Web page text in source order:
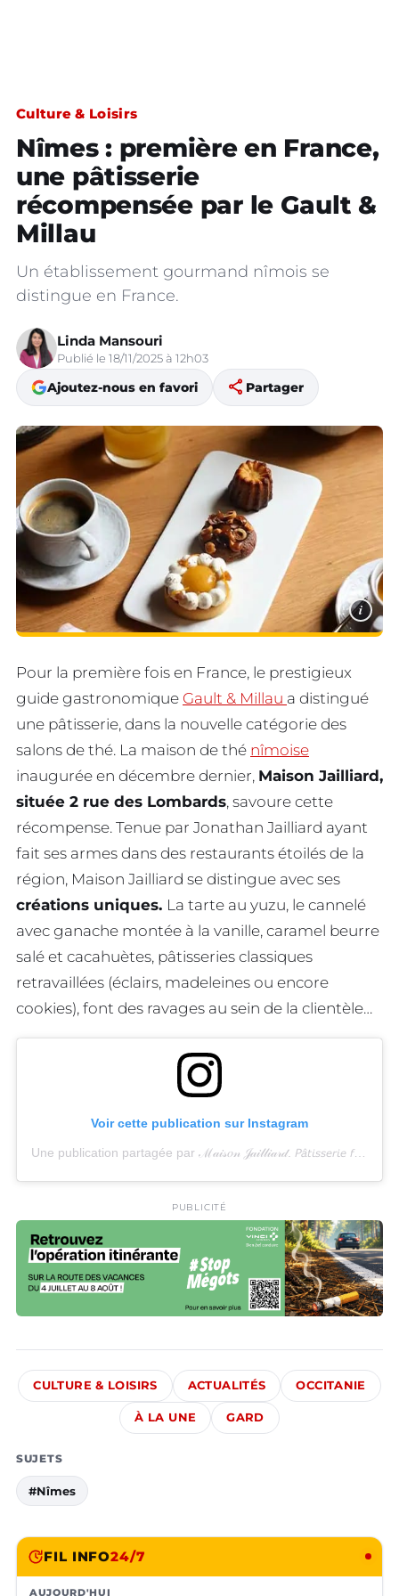
Culture & Loisirs
Nîmes : première en France,
une pâtisserie
récompensée par le Gault &
Millau
Un établissement gourmand nîmois se
distingue en France.
Linda Mansouri
Publié le 18/11/2025 à 12h03
Ajoutez-nous en favori share Partager
i
Pour la première fois en France, le prestigieux
guide gastronomique Gault & Millau a distingué
une pâtisserie, dans la nouvelle catégorie des
salons de thé. La maison de thé nîmoise
inaugurée en décembre dernier, Maison Jailliard,
située 2 rue des Lombards, savoure cette
récompense. Tenue par Jonathan Jailliard ayant
fait ses armes dans des restaurants étoilés de la
région, Maison Jailliard se distingue avec ses
créations uniques. La tarte au yuzu, le cannelé
avec ganache montée à la vanille, caramel beurre
salé et cacahuètes, pâtisseries classiques
retravaillées (éclairs, madeleines ou encore
cookies), font des ravages au sein de la clientèle…
Voir cette publication sur Instagram
Une publication partagée par ℳ𝒶𝒾𝓈𝑜𝓃 𝒥𝒶𝒾𝓁𝓁𝒾𝒶𝓇𝒹. 𝘗𝘢̂𝘵𝘪𝘴𝘴𝘦𝘳𝘪𝘦 𝘧𝘪𝘯𝘦 – 𝘚𝘢𝘭𝘰𝘯 𝘥𝘦 𝘵𝘩𝘦́ (@maisonjailliard)
PUBLICITÉ
CULTURE & LOISIRS ACTUALITÉS OCCITANIE
À LA UNE GARD
SUJETS
#Nîmes
FIL INFO24/7
AUJOURD'HUI